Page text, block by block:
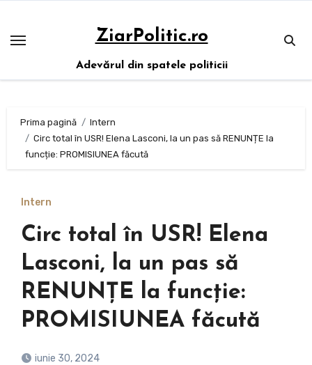
conținut
ZiarPolitic.ro
Adevărul din spatele politicii
Prima pagină
Intern
Circ total în USR! Elena Lasconi, la un pas să RENUNȚE la
funcție: PROMISIUNEA făcută
Intern
Circ total în USR! Elena
Lasconi, la un pas să
RENUNȚE la funcție:
PROMISIUNEA făcută
iunie 30, 2024